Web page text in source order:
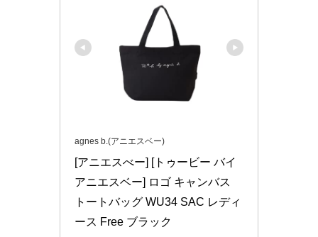
agnes b.(アニエスベー)
[アニエスべー] [トゥービー バイ
アニエスベー] ロゴ キャンバス
トートバッグ WU34 SAC レディ
ース Free ブラック